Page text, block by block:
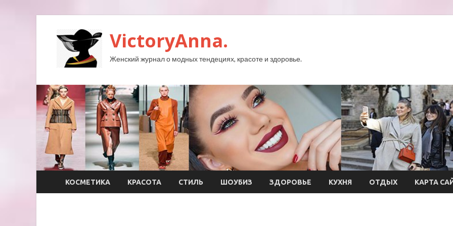
VictoryAnna.
Женский журнал о модных тендециях, красоте и здоровье.
КОСМЕТИКА КРАСОТА СТИЛЬ ШОУБИЗ ЗДОРОВЬЕ КУХНЯ ОТДЫХ КАРТА